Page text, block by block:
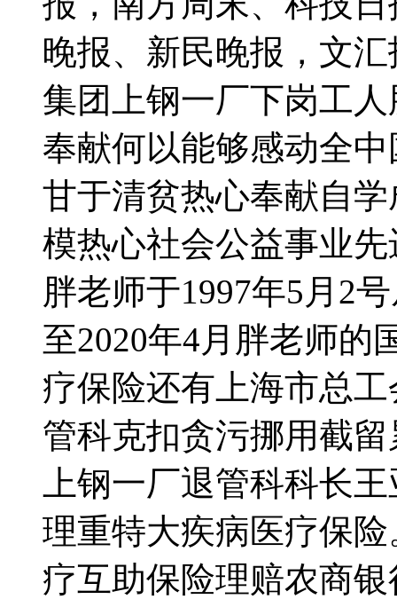
晚报、新民晚报，文
集团上钢一厂下岗工
奉献何以能够感动全中
甘于清贫热心奉献自
模热心社会公益事业
胖老师于1997年5月2
至2020年4月胖老师的
疗保险还有上海市总
管科克扣贪污挪用截
上钢一厂退管科科长
理重特大疾病医疗保
疗互助保险理赔农商